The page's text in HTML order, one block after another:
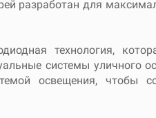
разработан для
технология,
системы уличного
освещения, чтобы